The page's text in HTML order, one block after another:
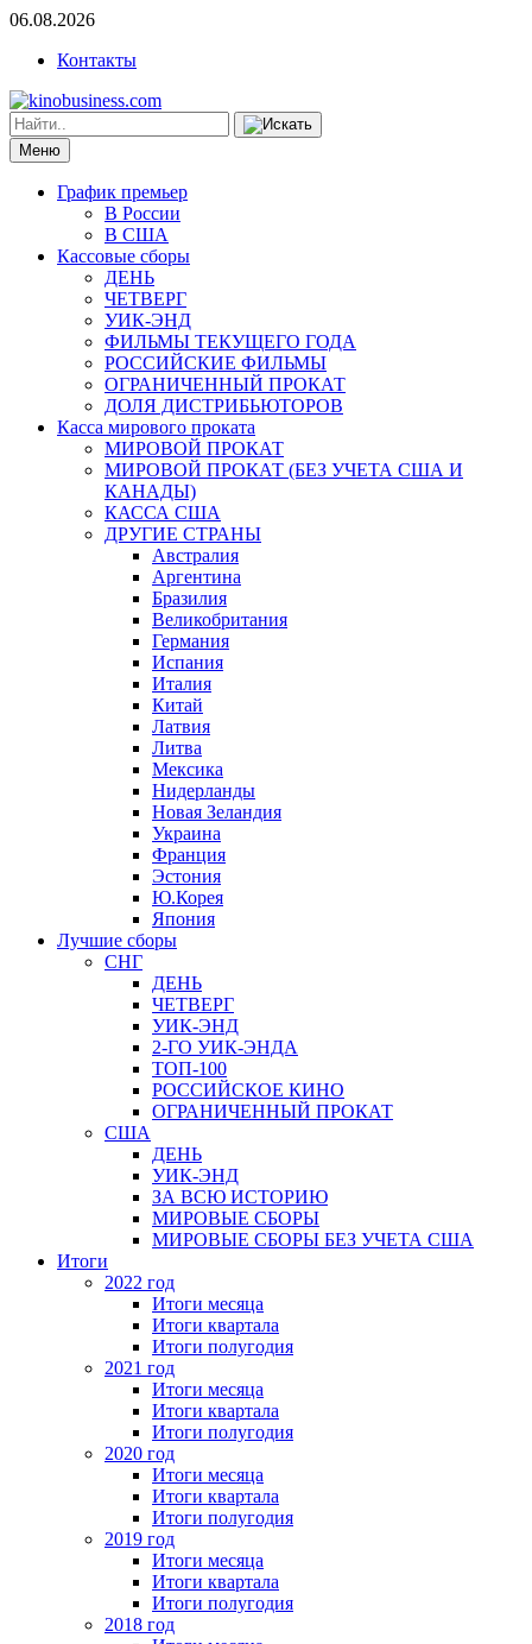
06.08.2026
Контакты
Меню
График премьер
В России
В США
Кассовые сборы
ДЕНЬ
ЧЕТВЕРГ
УИК-ЭНД
ФИЛЬМЫ ТЕКУЩЕГО ГОДА
РОССИЙСКИЕ ФИЛЬМЫ
ОГРАНИЧЕННЫЙ ПРОКАТ
ДОЛЯ ДИСТРИБЬЮТОРОВ
Касса мирового проката
МИРОВОЙ ПРОКАТ
МИРОВОЙ ПРОКАТ (БЕЗ УЧЕТА США И
КАНАДЫ)
КАССА США
ДРУГИЕ СТРАНЫ
Австралия
Аргентина
Бразилия
Великобритания
Германия
Испания
Италия
Китай
Латвия
Литва
Мексика
Нидерланды
Новая Зеландия
Украина
Франция
Эстония
Ю.Корея
Япония
Лучшие сборы
СНГ
ДЕНЬ
ЧЕТВЕРГ
УИК-ЭНД
2-ГО УИК-ЭНДА
ТОП-100
РОССИЙСКОЕ КИНО
ОГРАНИЧЕННЫЙ ПРОКАТ
США
ДЕНЬ
УИК-ЭНД
ЗА ВСЮ ИСТОРИЮ
МИРОВЫЕ СБОРЫ
МИРОВЫЕ СБОРЫ БЕЗ УЧЕТА США
Итоги
2022 год
Итоги месяца
Итоги квартала
Итоги полугодия
2021 год
Итоги месяца
Итоги квартала
Итоги полугодия
2020 год
Итоги месяца
Итоги квартала
Итоги полугодия
2019 год
Итоги месяца
Итоги квартала
Итоги полугодия
2018 год